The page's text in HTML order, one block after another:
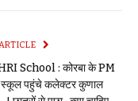
School : कोरबा के PM
पहुंचे कलेक्टर कुणाल